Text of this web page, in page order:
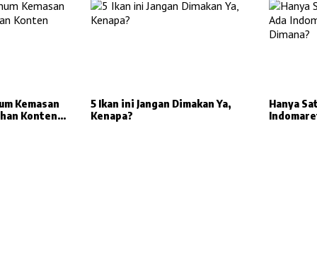
Kemasan
Konten
5 Ikan ini Jangan Dimakan Ya,
Kenapa?
Hanya